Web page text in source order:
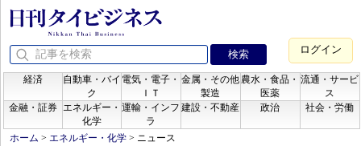
ログイン
経済
自動車・バイ
ク
電気・電子・
ＩＴ
金属・その他
製造
農水・食品・
医薬
流通・サービ
ス
金融・証券
エネルギー・
化学
運輸・インフ
ラ
建設・不動産 政治 社会・労働
ホーム > エネルギー・化学 > ニュース